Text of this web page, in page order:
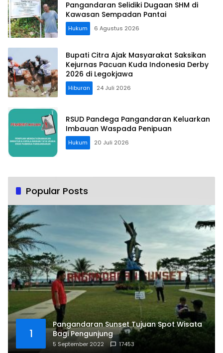
Pangandaran Selidiki Dugaan SHM di
Kawasan Sempadan Pantai
Hukum 6 Agustus 2026
Bupati Citra Ajak Masyarakat Saksikan
Kejurnas Pacuan Kuda Indonesia Derby
2026 di Legokjawa
Hiburan 24 Juli 2026
RSUD Pandega Pangandaran Keluarkan
Imbauan Waspada Penipuan
Hukum 20 Juli 2026
Popular Posts
1
Pangandaran Sunset Tujuan Spot Wisata
Bagi Pengunjung
5 September 2022 17453